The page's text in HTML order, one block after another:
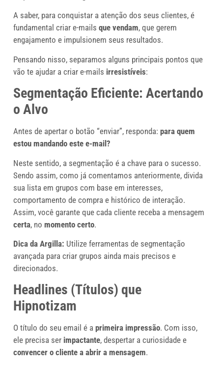
A saber, para conquistar a atenção dos seus clientes, é
fundamental criar e-mailsque vendam, que gerem
engajamento e impulsionem seus resultados.
Pensando nisso, separamos alguns principais pontos que
vão te ajudar a criar e-mails irresistíveis:
Segmentação Eficiente: Acertando
o Alvo
Antes de apertar o botão “enviar”, responda: para quem
estou mandando este e-mail?
Neste sentido, a segmentação é a chave para o sucesso.
Sendo assim, como já comentamos anteriormente, divida
sua lista em grupos com base em interesses,
comportamento de compra e histórico de interação.
Assim, você garante que cada cliente receba a mensagem
certa, no momento certo.
Dica da Argilla: Utilize ferramentas de segmentação
avançada para criar grupos ainda mais precisos e
direcionados.
Headlines (Títulos) que
Hipnotizam
O título do seu email é a primeira impressão. Com isso,
ele precisa ser impactante, despertar a curiosidade e
convencer o cliente a abrir a mensagem.